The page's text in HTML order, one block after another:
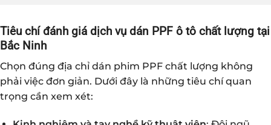
Tiêu chí đánh giá dịch vụ dán PPF ô tô chất lượng tại
Bắc Ninh
Chọn đúng địa chỉ dán phim PPF chất lượng không
phải việc đơn giản. Dưới đây là những tiêu chí quan
trọng cần xem xét: